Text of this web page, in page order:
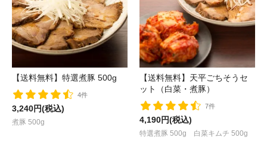
【送料無料】特選煮豚 500g
4件
3,240円(税込)
煮豚 500g
【送料無料】天平ごちそうセ
ット（白菜・煮豚）
7件
4,190円(税込)
特選煮豚 500g 白菜キムチ 500g